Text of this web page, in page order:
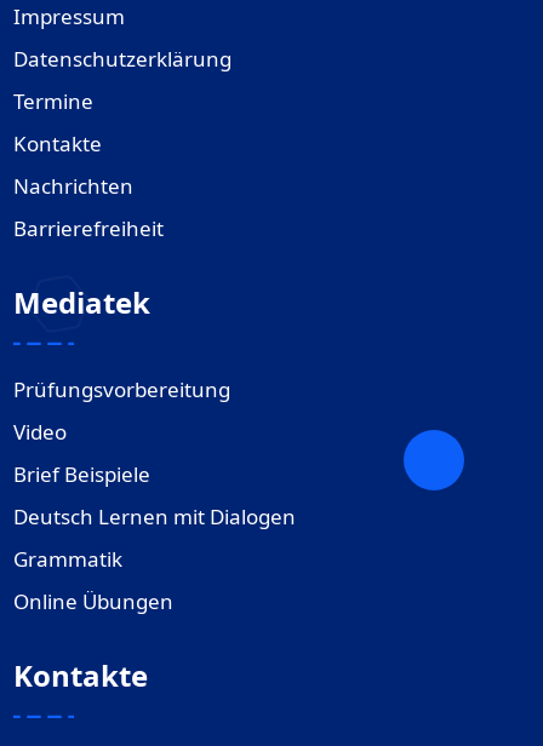
Impressum
Datenschutzerklärung
Termine
Kontakte
Nachrichten
Barrierefreiheit
Mediatek
Prüfungsvorbereitung
Video
Brief Beispiele
Deutsch Lernen mit Dialogen
Grammatik
Online Übungen
Kontakte